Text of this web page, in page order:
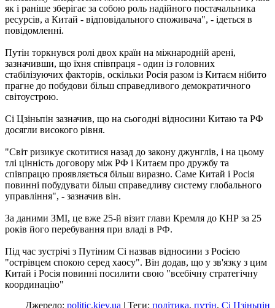
як і раніше зберігає за собою роль надійного постачальника
ресурсів, а Китай - відповідального споживача", - ідеться в
повідомленні.
Путін торкнувся ролі двох країн на міжнародній арені,
зазначивши, що їхня співпраця - один із головних
стабілізуючих факторів, оскільки Росія разом із Китаєм нібито
прагне до побудови більш справедливого демократичного
світоустрою.
Сі Цзіньпін зазначив, що на сьогодні відносини Китаю та РФ
досягли високого рівня.
"Світ ризикує скотитися назад до закону джунглів, і на цьому
тлі цінність договору між РФ і Китаєм про дружбу та
співпрацю проявляється більш виразно. Саме Китай і Росія
повинні побудувати більш справедливу систему глобального
управління", - зазначив він.
За даними ЗМІ, це вже 25-й візит глави Кремля до КНР за 25
років його перебування при владі в РФ.
Під час зустрічі з Путіним Сі назвав відносини з Росією
"острівцем спокою серед хаосу". Він додав, що у зв'язку з цим
Китай і Росія повинні посилити свою "всебічну стратегічну
координацію"
Джерело: politic.kiev.ua | Теги: політика, путін, Сі Цзіньпін